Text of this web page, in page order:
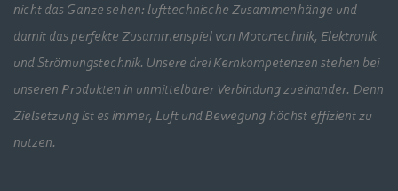
nicht das Ganze sehen: lufttechnische Zusammenhänge und
damit das perfekte Zusammenspiel von Motortechnik, Elektronik
und Strömungstechnik. Unsere drei Kernkompetenzen stehen bei
unseren Produkten in unmittelbarer Verbindung zueinander. Denn
Zielsetzung ist es immer, Luft und Bewegung höchst effizient zu
nutzen.